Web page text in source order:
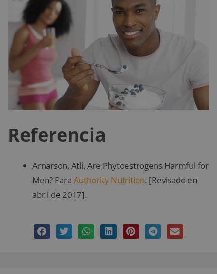
Referencia
Arnarson, Atli. Are Phytoestrogens Harmful for
Men? Para Authority Nutrition. [Revisado en
abril de 2017].